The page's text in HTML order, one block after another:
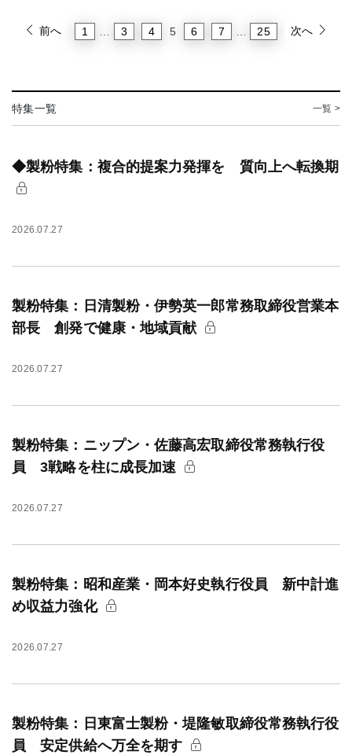
前へ 1 3 4 5 6 7 25 次へ
特集一覧 一覧 >
◆製粉特集：複合的提案力発揮を 質向上へ転換期
2026.07.27
製粉特集：日清製粉・伊勢英一郎常務取締役営業本
部長 創発で健康・地域貢献
2026.07.27
製粉特集：ニップン・佐藤高宏取締役常務執行役
員 3戦略を柱に成長加速
2026.07.27
製粉特集：昭和産業・岡本好史執行役員 新中計進
め収益力強化
2026.07.27
製粉特集：日東富士製粉・堤隆敏取締役常務執行役
員 安定供給へ万全を期す